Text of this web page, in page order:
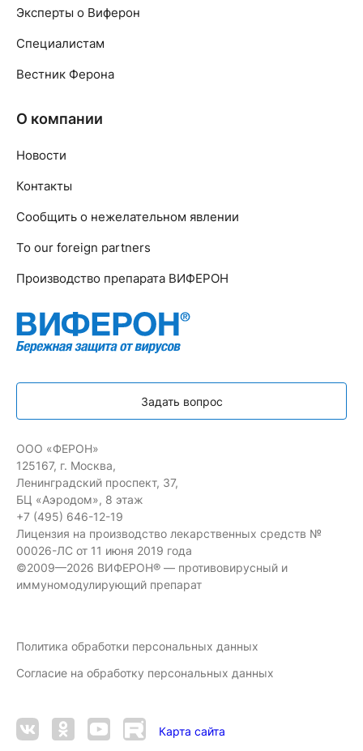
Эксперты о Виферон
Специалистам
Вестник Ферона
О компании
Новости
Контакты
Сообщить о нежелательном явлении
To our foreign partners
Производство препарата ВИФЕРОН
Задать вопрос
ООО «ФЕРОН»
125167, г. Москва,
Ленинградский проспект, 37,
БЦ «Аэродом», 8 этаж
+7 (495) 646-12-19
Лицензия на производство лекарственных средств №
00026-ЛС от 11 июня 2019 года
©2009—2026 ВИФЕРОН® — противовирусный и
иммуномодулирующий препарат
Политика обработки персональных данных
Согласие на обработку персональных данных
Карта сайта